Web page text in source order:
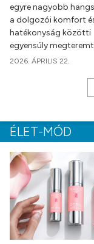
egyre nagyobb
a dolgozói komfort
hatékonyság közötti
egyensúly
2026. ÁPRILIS 22.
ÉLET-MÓD